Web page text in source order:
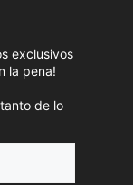
exclusivos
la pena!
de lo